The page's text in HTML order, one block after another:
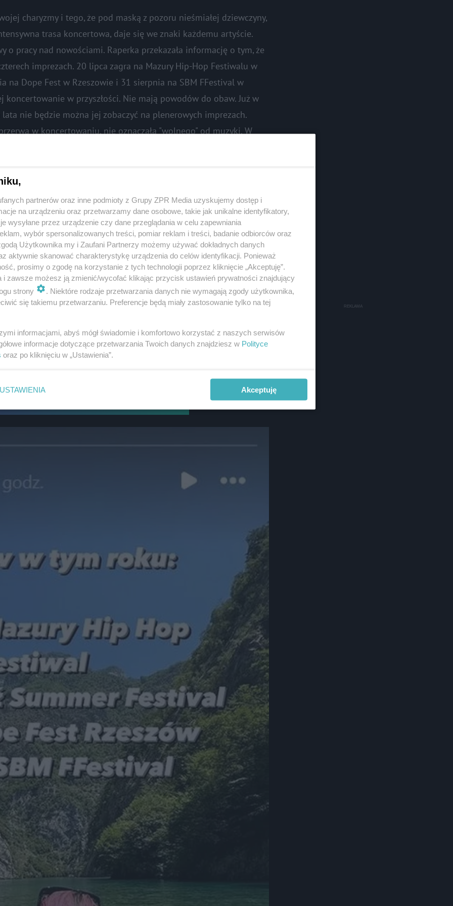
charyzmy i tego, że pod maską z pozoru nieśmiałej dziewczyny,
trasa koncertowa, daje się we znaki każdemu artyście.
pracy nad nowościami. Raperka przekazała informację o tym, że
imprezach. 20 lipca zagra na Mazury Hip-Hop Festiwalu w
na Dope Fest w Rzeszowie i 31 sierpnia na SBM FFestival w
w przyszłości. Nie mają powodów do obaw. Już w
nie będzie można jej zobaczyć na plenerowych imprezach.
w koncertowaniu, nie oznaczała "wolnego" od muzyki. W
Czy w tym przypadku będzie podobnie? To wie tylko sama
świadczy jednak o tym, by rozstawała się ze sceną na zawsze.
zawistną osobą”
różowowłosa piosenkarka? W jej życiu
partnerów oraz inne podmioty z Grupy ZPR Media uzyskujemy dostęp i
na urządzeniu oraz przetwarzamy dane osobowe, takie jak unikalne identyfikatory,
wysyłane przez urządzenie czy dane przeglądania w celu zapewniania
wybór spersonalizowanych treści, pomiar reklam i treści, badanie odbiorców oraz
Użytkownika my i Zaufani Partnerzy możemy używać dokładnych danych
aktywnie skanować charakterystykę urządzenia do celów identyfikacji. Ponieważ
prosimy o zgodę na korzystanie z tych technologii poprzez kliknięcie „Akceptuję”.
i zawsze możesz ją zmienić/wycofać klikając przycisk ustawień prywatności znajdujący
strony
. Niektóre rodzaje przetwarzania danych nie wymagają zgody użytkownika,
się takiemu przetwarzaniu. Preferencje będą miały zastosowanie tylko na tej
informacjami, abyś mógł świadomie i komfortowo korzystać z naszych serwisów
informacje dotyczące przetwarzania Twoich danych znajdziesz w Polityce
oraz po kliknięciu w „Ustawienia”.
USTAWIENIA Akceptuję